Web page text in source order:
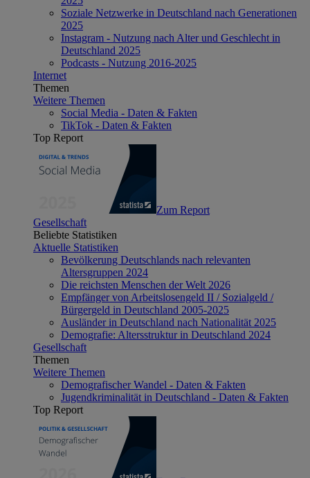
Soziale Netzwerke in Deutschland nach Generationen
2025
Instagram - Nutzung nach Alter und Geschlecht in
Deutschland 2025
Podcasts - Nutzung 2016-2025
Internet
Themen
Weitere Themen
Social Media - Daten & Fakten
TikTok - Daten & Fakten
Top Report
Zum Report
Gesellschaft
Beliebte Statistiken
Aktuelle Statistiken
Bevölkerung Deutschlands nach relevanten
Altersgruppen 2024
Die reichsten Menschen der Welt 2026
Empfänger von Arbeitslosengeld II / Sozialgeld /
Bürgergeld in Deutschland 2005-2025
Ausländer in Deutschland nach Nationalität 2025
Demografie: Altersstruktur in Deutschland 2024
Gesellschaft
Themen
Weitere Themen
Demografischer Wandel - Daten & Fakten
Jugendkriminalität in Deutschland - Daten & Fakten
Top Report